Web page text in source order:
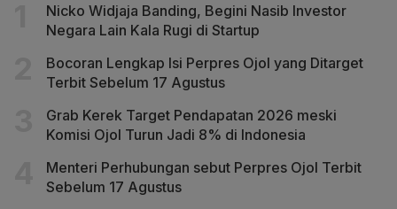
Nicko Widjaja Banding, Begini Nasib Investor
Negara Lain Kala Rugi di Startup
Bocoran Lengkap Isi Perpres Ojol yang Ditarget
Terbit Sebelum 17 Agustus
Grab Kerek Target Pendapatan 2026 meski
Komisi Ojol Turun Jadi 8% di Indonesia
Menteri Perhubungan sebut Perpres Ojol Terbit
Sebelum 17 Agustus